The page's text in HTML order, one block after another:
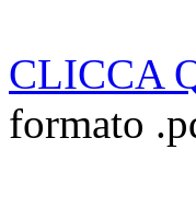
CLICCA
formato